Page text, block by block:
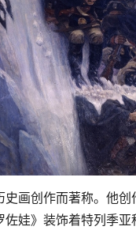
史画创作而著称。他创
佐娃》装饰着特列季